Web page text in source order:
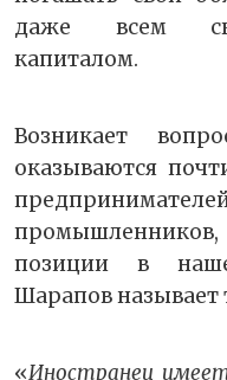
даже всем
капиталом.
Возникает
оказываются
позиции в
Шарапов
«Иностранец